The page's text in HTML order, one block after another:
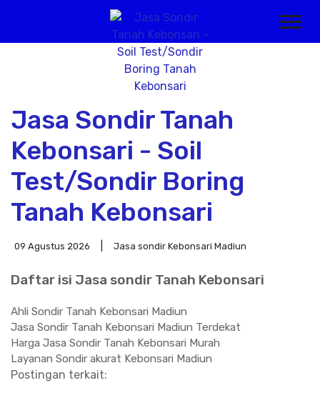
Jasa Sondir Tanah
Kebonsari - Soil
Test/Sondir Boring
Tanah Kebonsari
09 Agustus 2026 Jasa sondir Kebonsari Madiun
Daftar isi Jasa sondir Tanah Kebonsari
Ahli Sondir Tanah Kebonsari Madiun
Jasa Sondir Tanah Kebonsari Madiun Terdekat
Harga Jasa Sondir Tanah Kebonsari Murah
Layanan Sondir akurat Kebonsari Madiun
Postingan terkait: